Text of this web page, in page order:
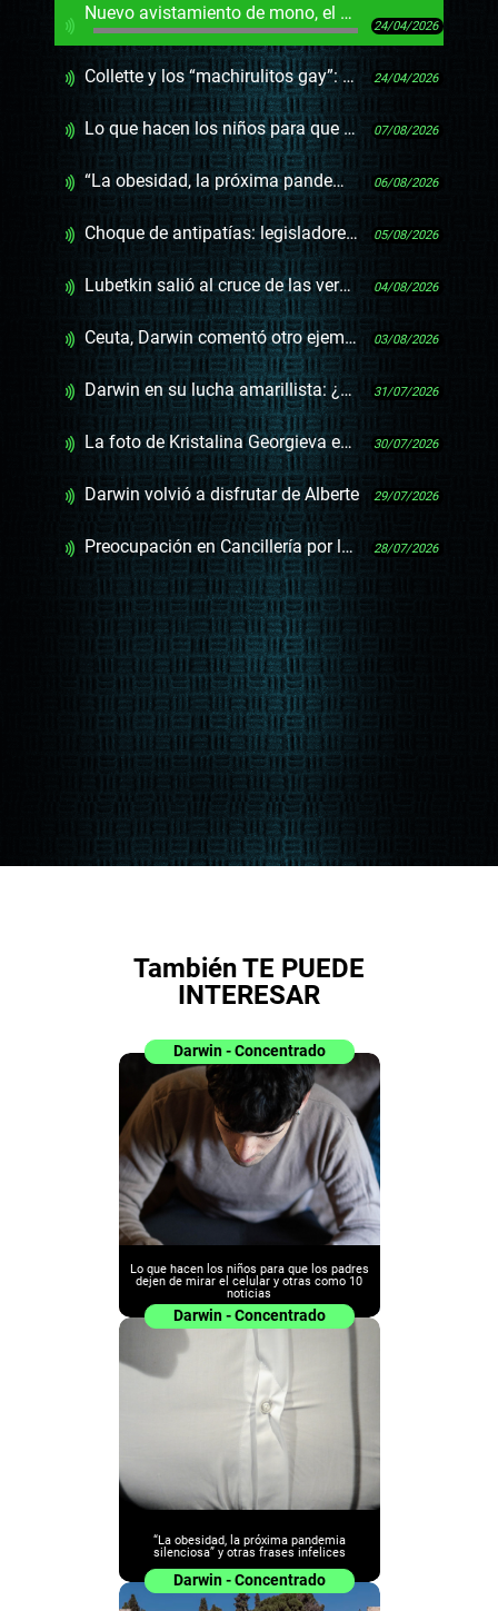
Nuevo avistamiento de mono, el delincuente no humano por excelencia
24/04/2026
Collette y los “machirulitos gay”: Darwin repasó los audios del Coll-GATE 24/04/2026
Lo que hacen los niños para que los padres dejen de mirar el celular y otras como 10 noticias 07/08/2026
“La obesidad, la próxima pandemia silenciosa” y otras frases infelices 06/08/2026
Choque de antipatías: legisladores de la oposición en Israel 05/08/2026
Lubetkin salió al cruce de las versiones sobre los deportados cubanos 04/08/2026
Ceuta, Darwin comentó otro ejemplo de la resiliencia de Pedro Sánchez 03/08/2026
Darwin en su lucha amarillista: ¿picada, Inisa o Ceuta? 31/07/2026
La foto de Kristalina Georgieva en Montevideo 30/07/2026
Darwin volvió a disfrutar de Alberte 29/07/2026
Preocupación en Cancillería por las elecciones en Nicaragua, que Ortega ya dijo que no habrá 28/07/2026
También TE PUEDE
INTERESAR
Darwin - Concentrado
Lo que hacen los niños para que los padres
dejen de mirar el celular y otras como 10
noticias
Darwin - Concentrado
“La obesidad, la próxima pandemia
silenciosa” y otras frases infelices
Darwin - Concentrado